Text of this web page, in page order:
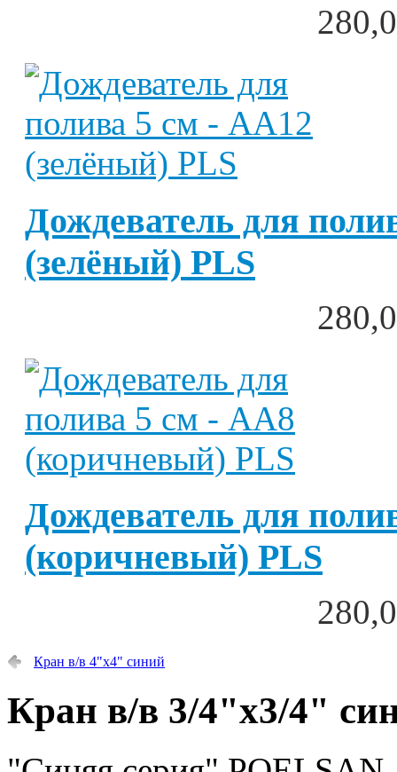
Дождеватель для
(зелёный) PLS
Дождеватель для
(коричневый) PLS
Кран в/в 4"х4" синий
Кран в/в 3/4"х3/4"